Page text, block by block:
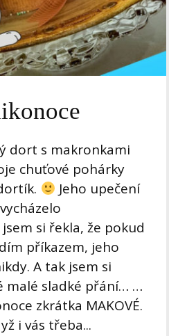
dort s makronkami
chuťové pohárky
Jeho upečení
si řekla, že pokud
příkazem, jeho
A tak jsem si
malé sladké přání… …
zkrátka MAKOVÉ.
i vás třeba...